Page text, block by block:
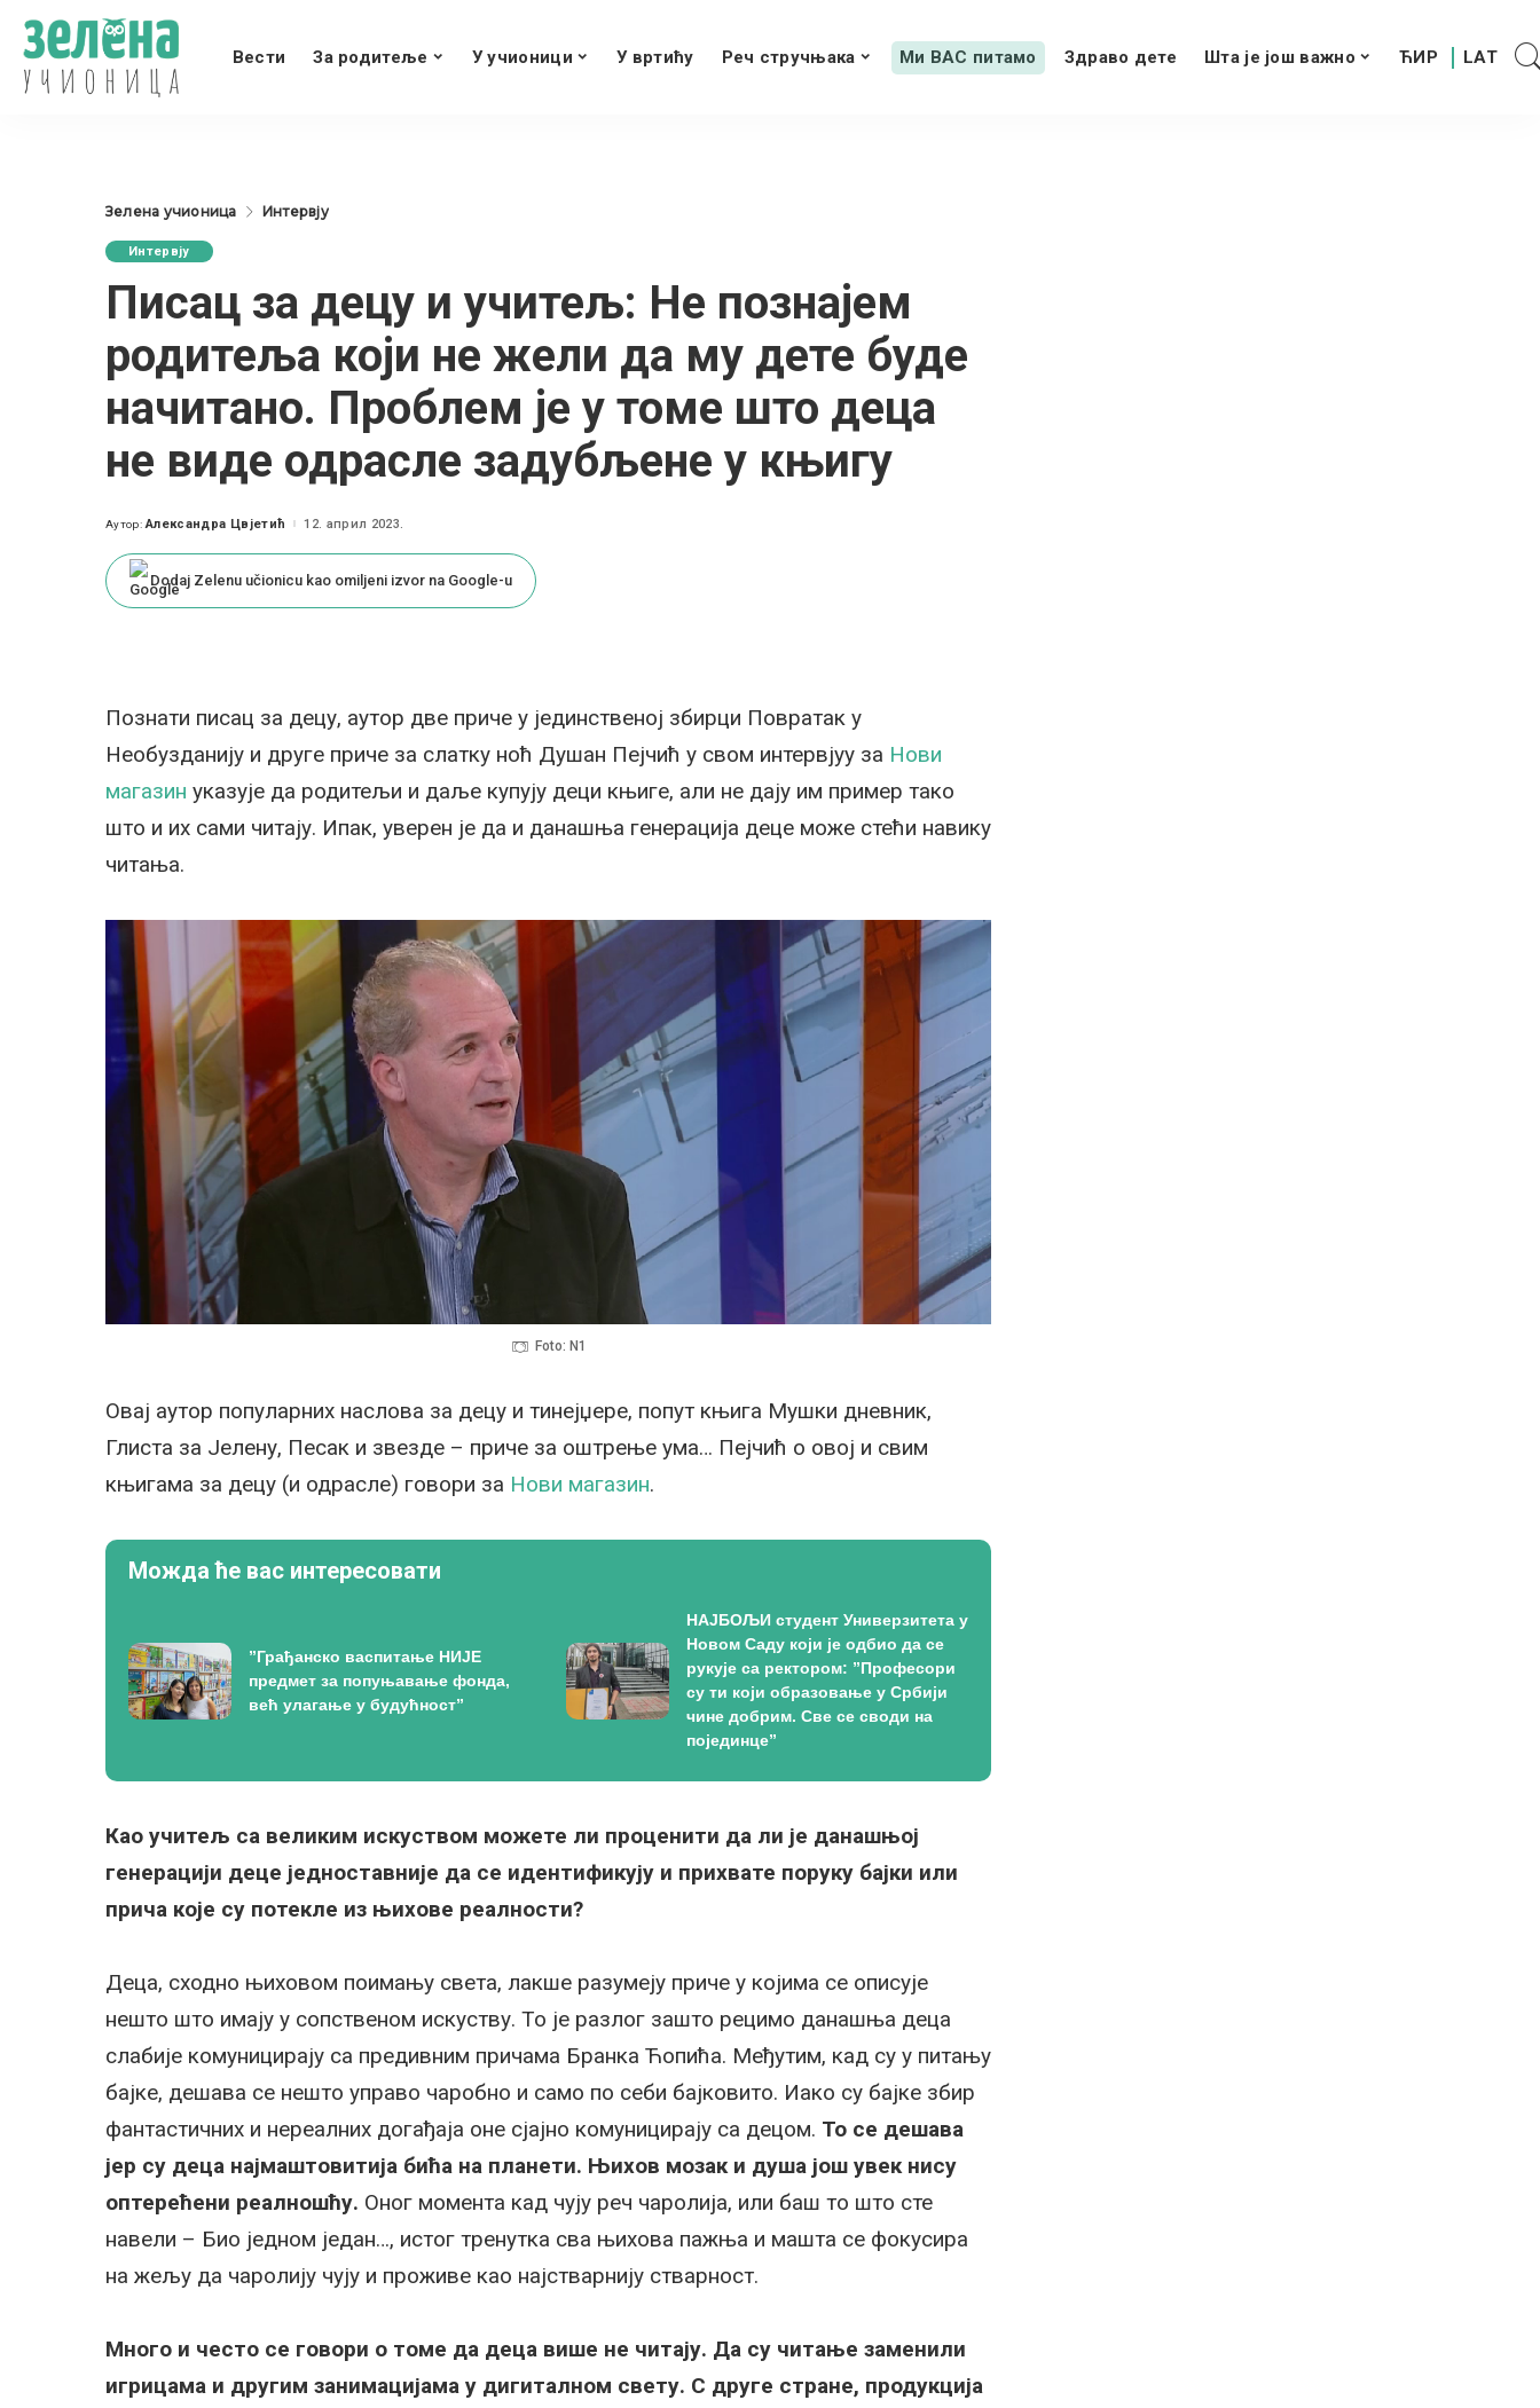
Вести За родитеље У учионици У вртићу Реч стручњака Ми ВАС питамо Здраво дете Шта је још важно
Зелена учионица Интервју
Интервју
Писац за децу и учитељ: Не познајем
родитеља који не жели да му дете буде
начитано. Проблем је у томе што деца
не виде одрасле задубљене у књигу
Posted
Аутор: Александра Цвјетић 12. април 2023.
Dodaj Zelenu učionicu kao omiljeni izvor na Google-u
Познати писац за децу, аутор две приче у јединственој збирци Повратак у
Необузданију и друге приче за слатку ноћ Душан Пејчић у свом интервјуу за Нови
магазин указује да родитељи и даље купују деци књиге, али не дају им пример тако
што и их сами читају. Ипак, уверен је да и данашња генерација деце може стећи навику
читања.
Foto: N1
Овај аутор популарних наслова за децу и тинејџере, попут књига Мушки дневник,
Глиста за Јелену, Песак и звезде – приче за оштрење ума… Пејчић о овој и свим
књигама за децу (и одрасле) говори за Нови магазин.
Можда ће вас интересовати
”Грађанско васпитање НИЈЕ
предмет за попуњавање фонда,
већ улагање у будућност”
НАЈБОЉИ студент Универзитета у
Новом Саду који је одбио да се
рукује са ректором: ”Професори
су ти који образовање у Србији
чине добрим. Све се своди на
појединце”
Као учитељ са великим искуством можете ли проценити да ли је данашњој
генерацији деце једноставније да се идентификују и прихвате поруку бајки или
прича које су потекле из њихове реалности?
Деца, сходно њиховом поимању света, лакше разумеју приче у којима се описује
нешто што имају у сопственом искуству. То је разлог зашто рецимо данашња деца
слабије комуницирају са предивним причама Бранка Ћопића. Међутим, кад су у питању
бајке, дешава се нешто управо чаробно и само по себи бајковито. Иако су бајке збир
фантастичних и нереалних догађаја оне сјајно комуницирају са децом. То се дешава
јер су деца најмаштовитија бића на планети. Њихов мозак и душа још увек нису
оптерећени реалношћу. Оног момента кад чују реч чаролија, или баш то што сте
навели – Био једном један…, истог тренутка сва њихова пажња и машта се фокусира
на жељу да чаролију чују и проживе као најстварнију стварност.
Много и често се говори о томе да деца више не читају. Да су читање заменили
игрицама и другим занимацијама у дигиталном свету. С друге стране, продукција